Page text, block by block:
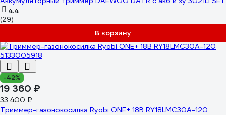
4.4
(29)
В корзину
-42%
19 360 ₽
33 400 ₽
Триммер-газонокосилка Ryobi ONE+ 18В RY18LMC30A-120